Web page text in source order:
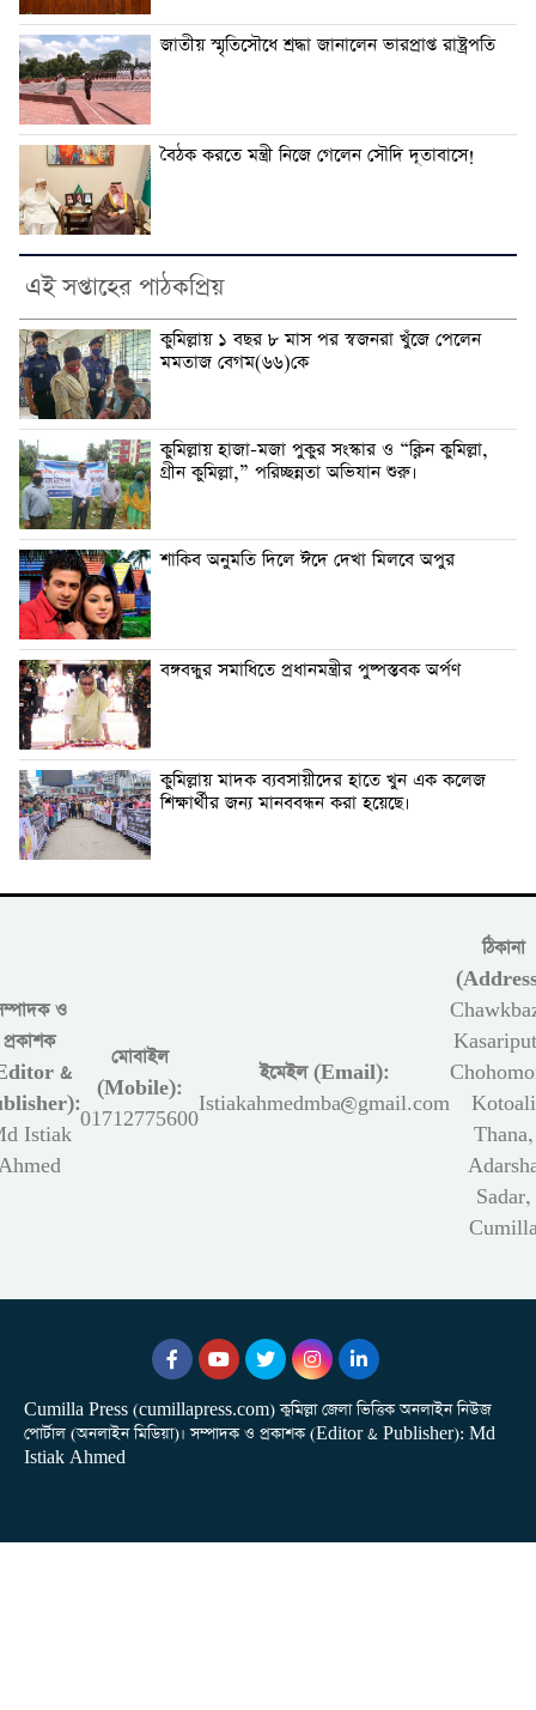
জাতীয় স্মৃতিসৌধে শ্রদ্ধা জানালেন ভারপ্রাপ্ত রাষ্ট্রপতি
বৈঠক করতে মন্ত্রী নিজে গেলেন সৌদি দূতাবাসে!
এই সপ্তাহের পাঠকপ্রিয়
কুমিল্লায় ১ বছর ৮ মাস পর স্বজনরা খুঁজে পেলেন
মমতাজ বেগম(৬৬)কে
কুমিল্লায় হাজা-মজা পুকুর সংস্কার ও “ক্লিন কুমিল্লা,
গ্রীন কুমিল্লা,” পরিচ্ছন্নতা অভিযান শুরু।
শাকিব অনুমতি দিলে ঈদে দেখা মিলবে অপুর
বঙ্গবন্ধুর সমাধিতে প্রধানমন্ত্রীর পুষ্পস্তবক অর্পণ
কুমিল্লায় মাদক ব্যবসায়ীদের হাতে খুন এক কলেজ
শিক্ষার্থীর জন্য মানববন্ধন করা হয়েছে।
ও
প্রকাশক
&
Istiak
মোবাইল
(Mobile):
01712775600
ইমেইল (Email):
Istiakahmedmba@gmail.com
ঠিকানা
Kotoali
Thana,
Sadar,
Cumilla Press (cumillapress.com) কুমিল্লা জেলা ভিত্তিক অনলাইন নিউজ
পোর্টাল (অনলাইন মিডিয়া)। সম্পাদক ও প্রকাশক (Editor & Publisher): Md
Istiak Ahmed